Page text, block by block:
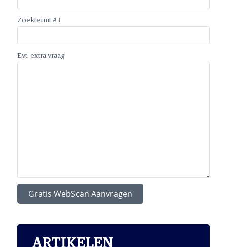
Zoektermt #3
Evt. extra vraag
ARTIKELEN